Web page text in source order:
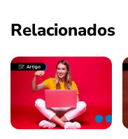
Relacionados